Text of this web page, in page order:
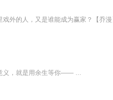
义，就是用余生等你—— ...